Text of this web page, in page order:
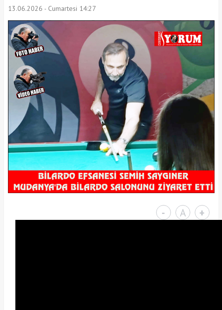
13.06.2026 - Cumartesi 14:27
- A +